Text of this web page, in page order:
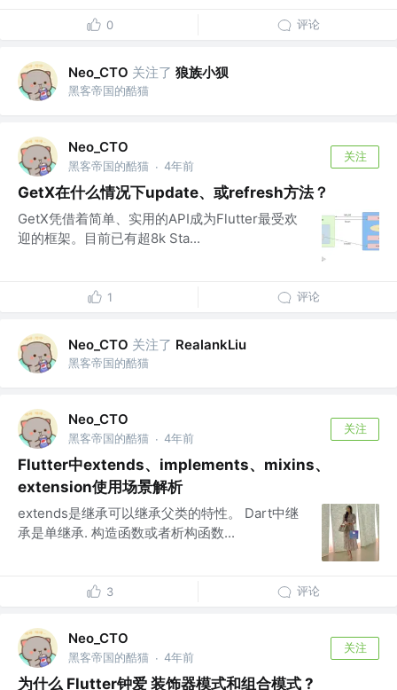
0 评论
Neo_CTO 关注了 狼族小狈
黑客帝国的酷猫
Neo_CTO
黑客帝国的酷猫 · 4年前
关注
GetX在什么情况下update、或refresh方法？
GetX凭借着简单、实用的API成为Flutter最受欢
迎的框架。目前已有超8k Sta...
1 评论
Neo_CTO 关注了 RealankLiu
黑客帝国的酷猫
Neo_CTO
黑客帝国的酷猫 · 4年前
关注
Flutter中extends、implements、mixins、
extension使用场景解析
extends是继承可以继承父类的特性。 Dart中继
承是单继承. 构造函数或者析构函数...
3 评论
Neo_CTO
黑客帝国的酷猫 · 4年前
关注
为什么 Flutter钟爱 装饰器模式和组合模式 ?